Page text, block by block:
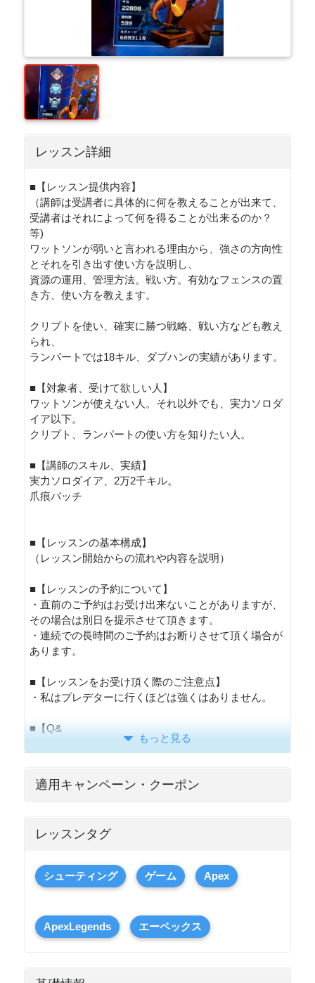
レッスン詳細
■【レッスン提供内容】
（講師は受講者に具体的に何を教えることが出来て、
受講者はそれによって何を得ることが出来るのか？
等)
ワットソンが弱いと言われる理由から、強さの方向性
とそれを引き出す使い方を説明し、
資源の運用、管理方法。戦い方。有効なフェンスの置
き方、使い方を教えます。
クリプトを使い、確実に勝つ戦略、戦い方なども教え
られ、
ランパートでは18キル、ダブハンの実績があります。
■【対象者、受けて欲しい人】
ワットソンが使えない人。それ以外でも、実力ソロダ
イア以下。
クリプト、ランパートの使い方を知りたい人。
■【講師のスキル、実績】
実力ソロダイア、2万2千キル。
爪痕バッチ
■【レッスンの基本構成】
（レッスン開始からの流れや内容を説明）
■【レッスンの予約について】
・直前のご予約はお受け出来ないことがありますが、
その場合は別日を提示させて頂きます。
・連続での長時間のご予約はお断りさせて頂く場合が
あります。
■【レッスンをお受け頂く際のご注意点】
・私はプレデターに行くほどは強くはありません。
■【Q&
もっと見る
適用キャンペーン・クーポン
レッスンタグ
シューティング ゲーム Apex
ApexLegends エーペックス